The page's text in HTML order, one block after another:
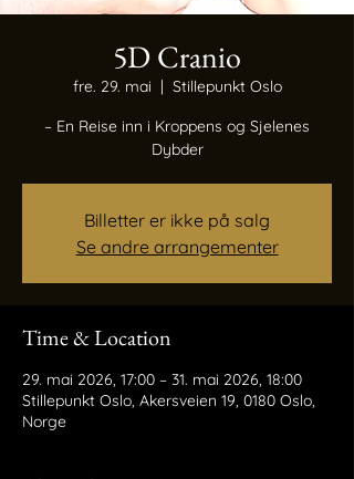
5D Cranio
fre. 29. mai
  |
Stillepunkt Oslo
– En Reise inn i Kroppens og Sjelenes
Dybder
Billetter er ikke på salg
Se andre arrangementer
Time & Location
29. mai 2026, 17:00 – 31. mai 2026, 18:00
Stillepunkt Oslo, Akersveien 19, 0180 Oslo,
Norge